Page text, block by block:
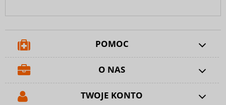
POMOC
O NAS
TWOJE KONTO